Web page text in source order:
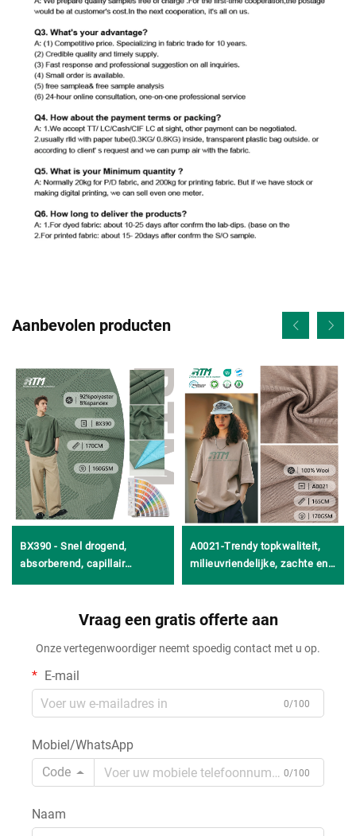
Aanbevolen producten
BX390 - Snel drogend,
absorberend, capillair
weefsel van 92% polyester en
kleding, vesten, tops en
sportsets
A0021-Trendy topkwaliteit,
milieuvriendelijke, zachte en
ondergoedshirts en vesten
Vraag een gratis offerte aan
Onze vertegenwoordiger neemt spoedig contact met u op.
E-mail
0/100
Mobiel/WhatsApp
Code
0/100
Naam